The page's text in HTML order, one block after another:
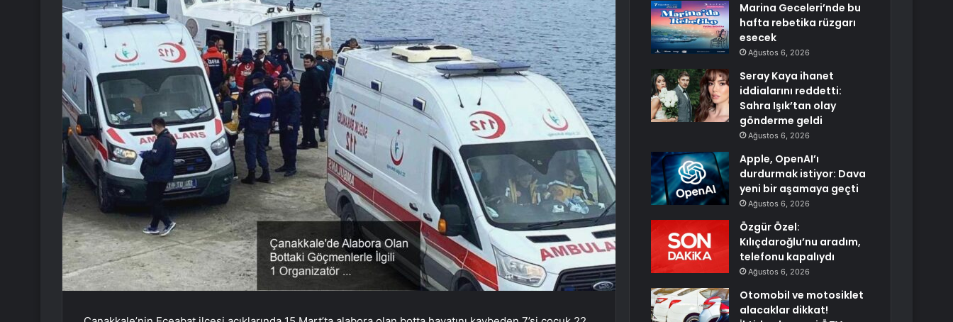
Marina Geceleri’nde bu
hafta rebetika rüzgarı
esecek
Ağustos 6, 2026
Seray Kaya ihanet
iddialarını reddetti:
Sahra Işık’tan olay
gönderme geldi
Ağustos 6, 2026
Apple, OpenAI’ı
durdurmak istiyor: Dava
yeni bir aşamaya geçti
Ağustos 6, 2026
Özgür Özel:
Kılıçdaroğlu’nu aradım,
telefonu kapalıydı
Ağustos 6, 2026
Otomobil ve motosiklet
alacaklar dikkat!